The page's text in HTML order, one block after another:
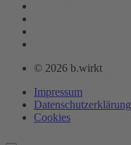
© 2026 b.wirkt
Impressum
Datenschutzerklärung
Cookies